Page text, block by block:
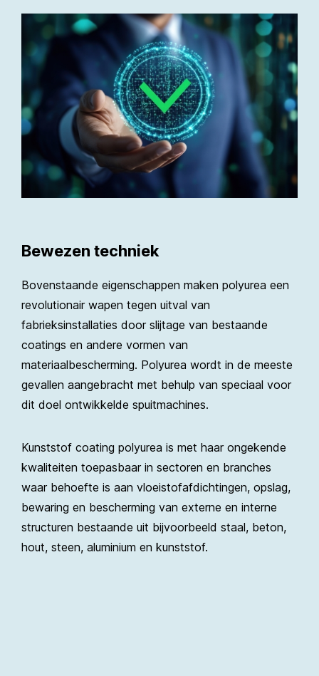
Bewezen techniek
Bovenstaande eigenschappen maken polyurea een
revolutionair wapen tegen uitval van
fabrieksinstallaties door slijtage van bestaande
coatings en andere vormen van
materiaalbescherming. Polyurea wordt in de meeste
gevallen aangebracht met behulp van speciaal voor
dit doel ontwikkelde spuitmachines.
Kunststof coating polyurea is met haar ongekende
kwaliteiten toepasbaar in sectoren en branches
waar behoefte is aan vloeistofafdichtingen, opslag,
bewaring en bescherming van externe en interne
structuren bestaande uit bijvoorbeeld staal, beton,
hout, steen, aluminium en kunststof.